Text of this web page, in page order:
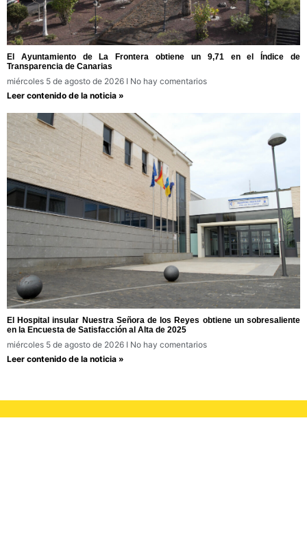
El Ayuntamiento de La Frontera obtiene un 9,71 en el Índice de
Transparencia de Canarias
miércoles 5 de agosto de 2026
No hay comentarios
Leer contenido de la noticia »
El Hospital insular Nuestra Señora de los Reyes obtiene un sobresaliente
en la Encuesta de Satisfacción al Alta de 2025
miércoles 5 de agosto de 2026
No hay comentarios
Leer contenido de la noticia »